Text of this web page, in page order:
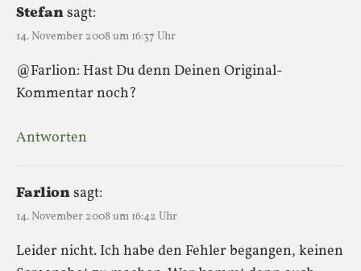
Stefansagt:
14. November 2008 um 16:37 Uhr
@Farlion: Hast Du denn Deinen Original-
Kommentar noch?
Antworten
Farlionsagt:
14. November 2008 um 16:42 Uhr
Leider nicht. Ich habe den Fehler begangen, keinen